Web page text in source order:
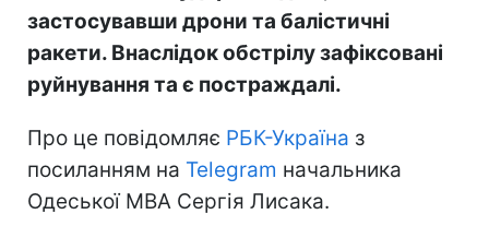
застосувавши дрони та балістичні
ракети. Внаслідок обстрілу зафіксовані
руйнування та є постраждалі.
Про це повідомляє РБК-Україна з
посиланням на Telegram начальника
Одеської МВА Сергія Лисака.